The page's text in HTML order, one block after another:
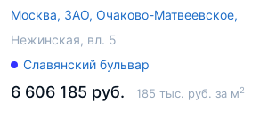
Москва, ЗАО, Очаково-Матвеевское,
Нежинская, вл. 5
Славянский бульвар
6 606 185 руб. 185 тыс. руб. за м2